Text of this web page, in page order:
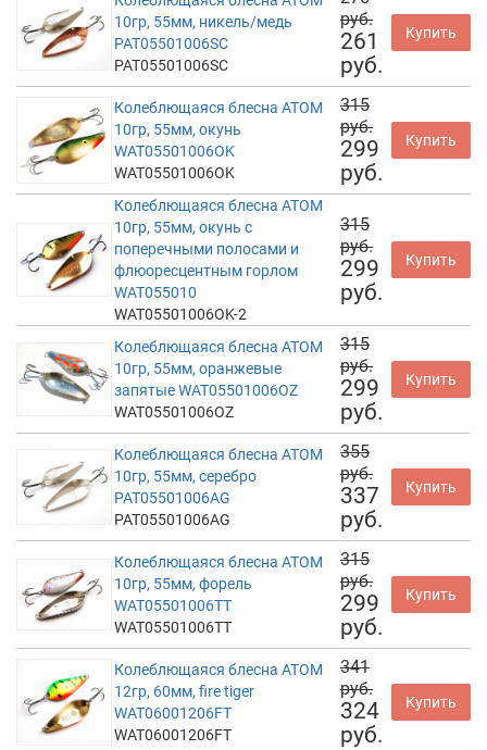
10гр, 55мм, никель/медь
PAT05501006SC
PAT05501006SC
руб.
261
руб.
Купить
Колеблющаяся блесна АТОМ
10гр, 55мм, окунь
WAT05501006OK
WAT05501006OK
315
руб.
299
руб.
Купить
Колеблющаяся блесна АТОМ
10гр, 55мм, окунь с
поперечными полосами и
флюоресцентным горлом
WAT055010
WAT05501006OK-2
315
руб.
299
руб.
Купить
Колеблющаяся блесна АТОМ
10гр, 55мм, оранжевые
запятые WAT05501006OZ
WAT05501006OZ
315
руб.
299
руб.
Купить
Колеблющаяся блесна АТОМ
10гр, 55мм, серебро
PAT05501006AG
PAT05501006AG
355
руб.
337
руб.
Купить
Колеблющаяся блесна АТОМ
10гр, 55мм, форель
WAT05501006TT
WAT05501006TT
315
руб.
299
руб.
Купить
Колеблющаяся блесна АТОМ
12гр, 60мм, fire tiger
WAT06001206FT
WAT06001206FT
341
руб.
324
руб.
Купить